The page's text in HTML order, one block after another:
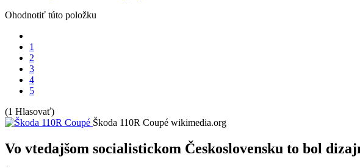
Ohodnotiť túto položku
1
2
3
4
5
(1 Hlasovať)
Škoda 110R Coupé wikimedia.org
Vo vtedajšom socialistickom Československu to bol